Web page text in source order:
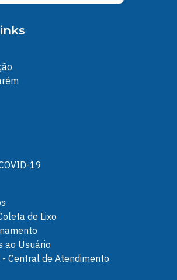
19
de Lixo
ao Usuário
Central de Atendimento